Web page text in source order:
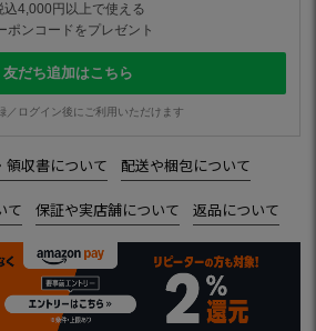
込4,000円以上で使える
ポンコードをプレゼント
友だち追加はこちら
／ログイン後にご利用いただけます
領収書について 配送や梱包について
て 保証や実店舗について 返品について